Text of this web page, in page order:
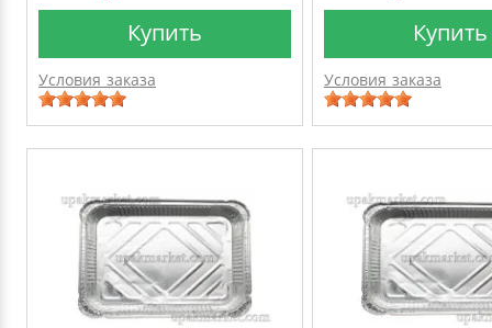
Купить
Условия заказа
Купить
Условия заказа